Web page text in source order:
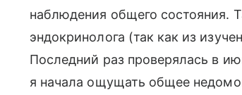
наблюдения общего состояния.
эндокринолога (так как из
Последний раз проверялась в
я начала ощущать общее